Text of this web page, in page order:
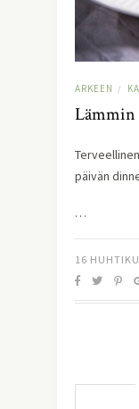
ARKEEN /
Lämmin
päivän
…
16